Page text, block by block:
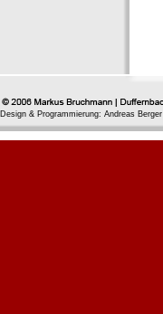
Design & Programmierung: Andreas Berger